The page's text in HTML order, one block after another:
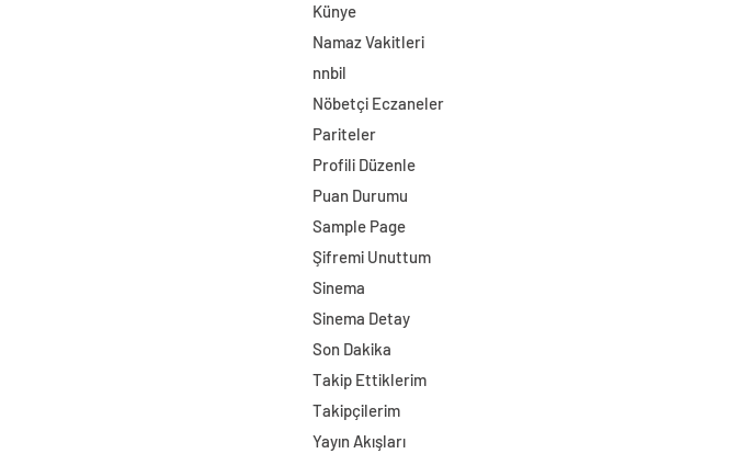
Künye
Namaz Vakitleri
nnbil
Nöbetçi Eczaneler
Pariteler
Profili Düzenle
Puan Durumu
Sample Page
Şifremi Unuttum
Sinema
Sinema Detay
Son Dakika
Takip Ettiklerim
Takipçilerim
Yayın Akışları